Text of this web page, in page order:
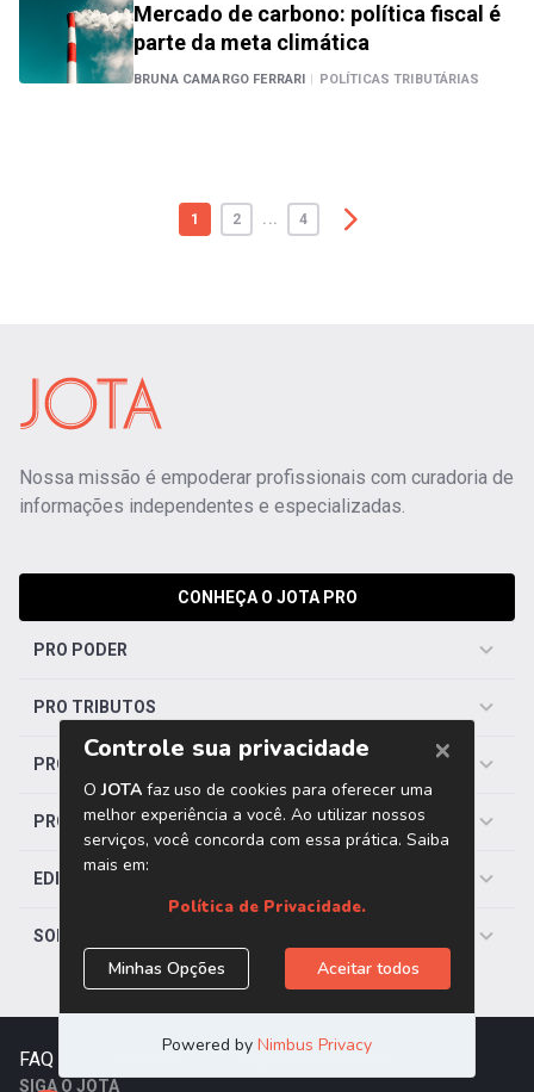
Mercado de carbono: política fiscal é
parte da meta climática
BRUNA CAMARGO FERRARI | POLÍTICAS TRIBUTÁRIAS
1 2 ... 4
Nossa missão é empoderar profissionais com curadoria de
informações independentes e especializadas.
CONHEÇA O JOTA PRO
PRO PODER
PRO TRIBUTOS
PRO TRABALHISTA
PRO SAÚDE
EDITORIAS
SOBRE O JOTA
FAQ Trabalhe Conosco
SIGA O JOTA